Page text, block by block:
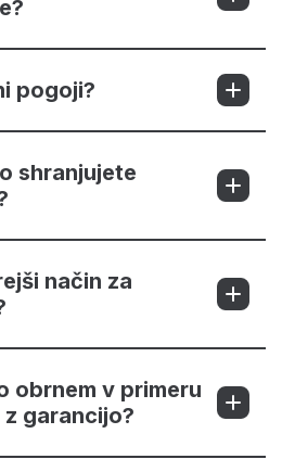
pogoji?
shranjujete
način za
obrnem v primeru
garancijo?